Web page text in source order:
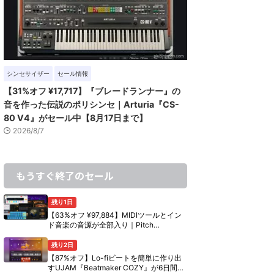
シンセサイザー セール情報
【31%オフ ¥17,717】『ブレードランナー』の
音を作った伝説のポリシンセ｜Arturia『CS-
80 V4』がセール中【8月17日まで】
2026/8/7
もうすぐ終了のセール
残り1日
【63%オフ ¥97,884】MIDIツールとイン
ド音楽の音源が全部入り｜Pitch
【8月10日まで】
残り2日
【87%オフ】Lo-fiビートを簡単に作り出
すUJAM『Beatmaker COZY』が6日間限